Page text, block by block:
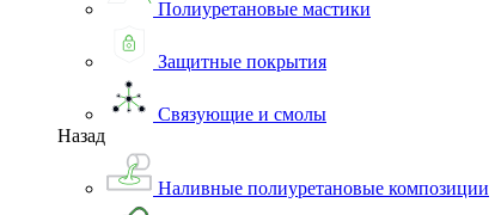
Полиуретановые мастики
Защитные покрытия
Связующие и смолы
Назад
Наливные полиуретановые композиции